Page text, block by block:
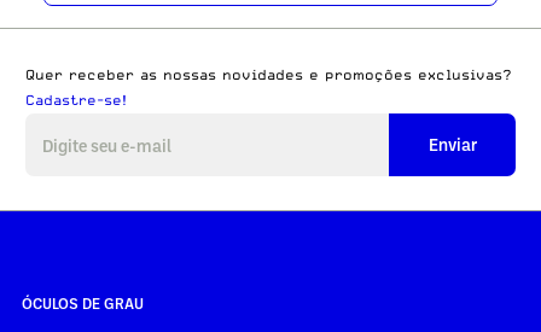
Quer receber as nossas novidades e promoções exclusivas?
Cadastre-se!
Enviar
ÓCULOS DE GRAU